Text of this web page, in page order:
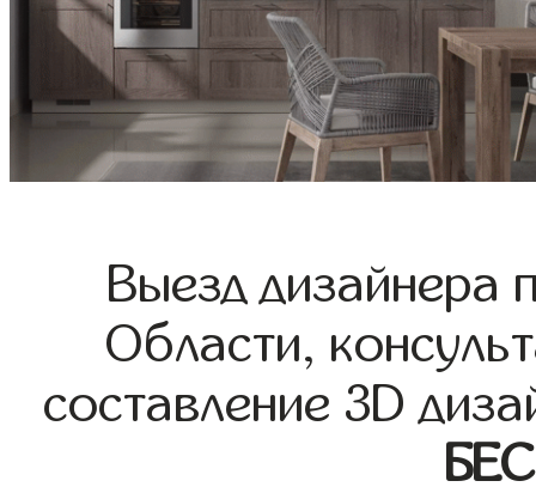
Выезд дизайнера
Области,
составление 3D